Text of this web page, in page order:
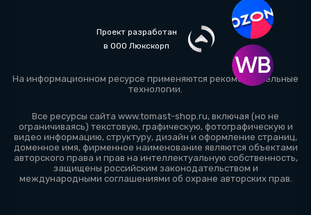
Проект разработан
в ООО Люкскорп
На информационном ресурсе применяются рекомендательные
технологии
Все ресурсы сайта www.tomast-shop.ru, включая (но не
ограничиваясь) текстовую, графическую, фотографическую и
видео информацию, структуру, дизайн и оформление страниц,
доменное имя, фирменное наименование являются объектами
авторского права и прав на интеллектуальную собственность,
защищены российским законодательством и
международными соглашениями об охране авторских прав.